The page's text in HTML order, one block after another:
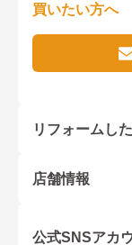
買いたい方へ
リフォームし
店舗情報
公式SNSアカ